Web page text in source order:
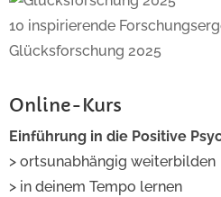
10 inspirierende
Glücksforschung 2025
Online-Kurs
Einführung in die Positive
> ortsunabhängig weiterbilden
> in deinem Tempo lernen